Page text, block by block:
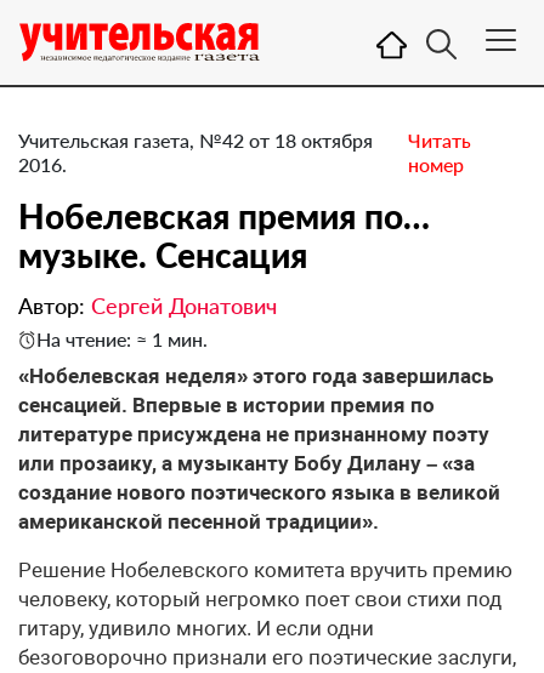
Учительская газета, №42 от 18 октября
2016.
Читать
номер
Нобелевская премия по…
музыке. ​Сенсация
Автор: Сергей Донатович
На чтение: ≈ 1 мин.
«Нобелевская неделя» этого года завершилась
сенсацией. Впервые в истории премия по
литературе присуждена не признанному поэту
или прозаику, а музыканту Бобу Дилану – «за
создание нового поэтического языка в великой
американской песенной традиции».
Решение Нобелевского комитета вручить премию
человеку, который негромко поет свои стихи под
гитару, удивило многих. И если одни
безоговорочно признали его поэтические заслуги,